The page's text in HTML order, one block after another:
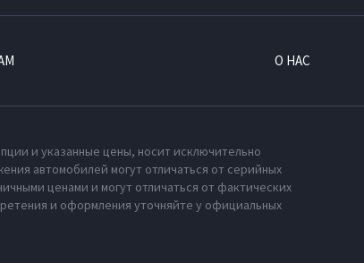
О НАС
и указанные цены, носит исключительно
автомобилей могут отличаться от серийных
ценами и могут отличаться от фактических
и оформления уточняйте у официальных